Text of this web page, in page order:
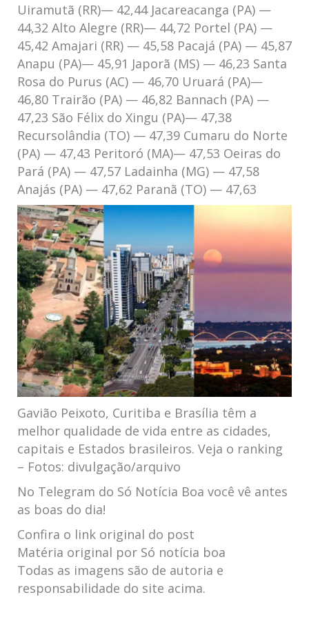
Uiramutã (RR)— 42,44 Jacareacanga (PA) —
44,32 Alto Alegre (RR)— 44,72 Portel (PA) —
45,42 Amajari (RR) — 45,58 Pacajá (PA) — 45,87
Anapu (PA)— 45,91 Japorã (MS) — 46,23 Santa
Rosa do Purus (AC) — 46,70 Uruará (PA)—
46,80 Trairão (PA) — 46,82 Bannach (PA) —
47,23 São Félix do Xingu (PA)— 47,38
Recursolândia (TO) — 47,39 Cumaru do Norte
(PA) — 47,43 Peritoró (MA)— 47,53 Oeiras do
Pará (PA) — 47,57 Ladainha (MG) — 47,58
Anajás (PA) — 47,62 Paranã (TO) — 47,63
Gavião Peixoto, Curitiba e Brasília têm a
melhor qualidade de vida entre as cidades,
capitais e Estados brasileiros. Veja o ranking
– Fotos: divulgação/arquivo
No Telegram do Só Notícia Boa você vê antes
as boas do dia!
Confira o link original do post
Matéria original por Só notícia boa
Todas as imagens são de autoria e
responsabilidade do site acima.